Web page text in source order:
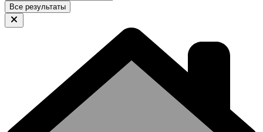
Все результаты